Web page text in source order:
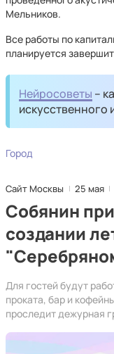
Мельников.
Все работы по
планируется
Нейросоветы –
искусственного
Город
Сайт Москвы 25 мая
Собянин
создании
Для гостей будут
проката, бар и
проследит дежурная